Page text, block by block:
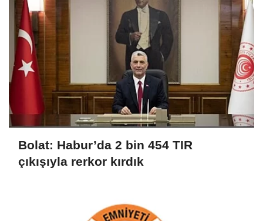
Bolat: Habur’da 2 bin 454 TIR
çıkışıyla rerkor kırdık